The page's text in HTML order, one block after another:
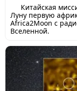
Китайская
Луну первую
Africa2Moon с
Вселенной.